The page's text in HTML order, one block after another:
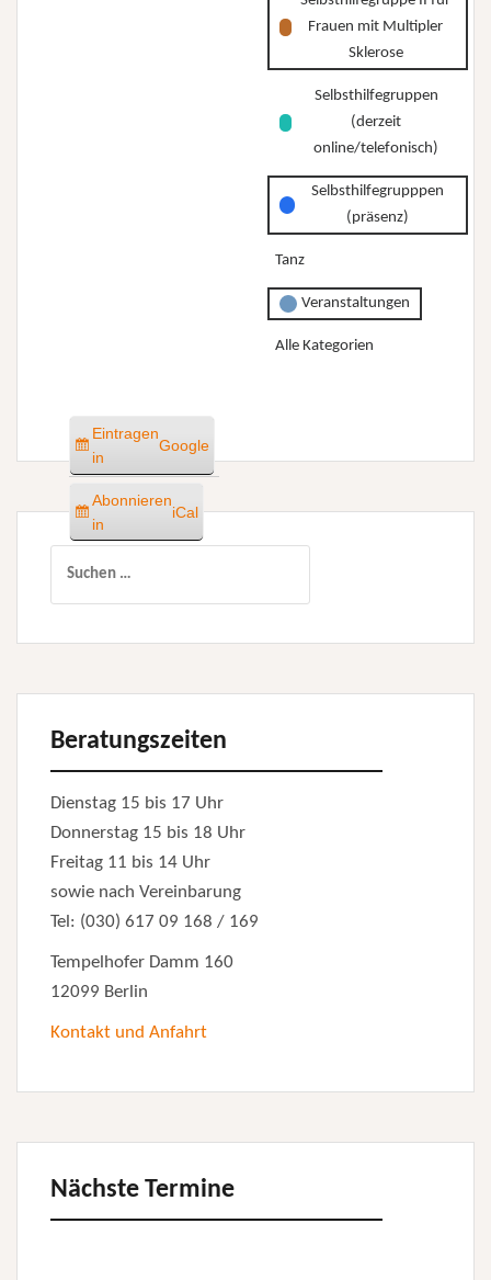
Frauen mit Multipler
Sklerose
Selbsthilfegruppen
(derzeit
online/telefonisch)
Selbsthilfegrupppen
(präsenz)
Tanz
Veranstaltungen
Alle Kategorien
Eintragen
in
Google
Abonnieren
in
iCal
Beratungszeiten
Dienstag 15 bis 17 Uhr
Donnerstag 15 bis 18 Uhr
Freitag 11 bis 14 Uhr
sowie nach Vereinbarung
Tel: (030) 617 09 168 / 169
Tempelhofer Damm 160
12099 Berlin
Kontakt und Anfahrt
Nächste Termine